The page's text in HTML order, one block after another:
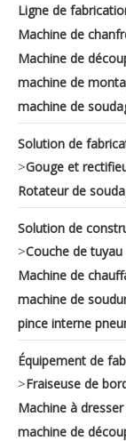
Ligne de
Machine de
Machine de
machine de
machine de
Solution de
>Gouge et
Rotateur de
Solution de
>Couche de tuyau
Machine de
machine de
pince interne
Équipement de
>Fraiseuse de
Machine à
machine de